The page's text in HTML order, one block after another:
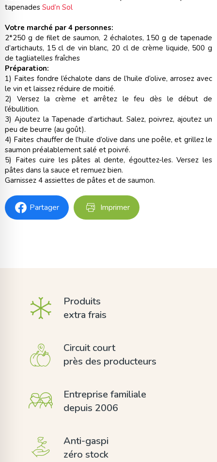
tapenades Sud’n Sol
Votre marché par 4 personnes:
2*250 g de filet de saumon, 2 échalotes, 150 g de tapenade
d’artichauts, 15 cl de vin blanc, 20 cl de crème liquide, 500 g
de tagliatelles fraîches
Préparation:
1) Faites fondre l’échalote dans de l’huile d’olive, arrosez avec
le vin et laissez réduire de moitié.
2) Versez la crème et arrêtez le feu dès le début de
l’ébullition.
3) Ajoutez la Tapenade d’artichaut. Salez, poivrez, ajoutez un
peu de beurre (au goût).
4) Faites chauffer de l’huile d’olive dans une poêle, et grillez le
saumon préalablement salé et poivré.
5) Faites cuire les pâtes al dente, égouttez-les. Versez les
pâtes dans la sauce et remuez bien.
Garnissez 4 assiettes de pâtes et de saumon.
Partager Imprimer
Produits
extra frais
Circuit court
près des producteurs
Entreprise familiale
depuis 2006
Anti-gaspi
zéro stock